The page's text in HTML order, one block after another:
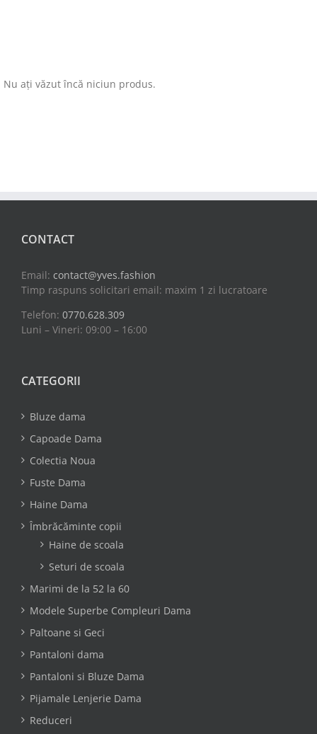
Nu ați văzut încă niciun produs.
CONTACT
Email: contact@yves.fashion
Timp raspuns solicitari email: maxim 1 zi lucratoare
Telefon: 0770.628.309
Luni – Vineri: 09:00 – 16:00
CATEGORII
Bluze dama
Capoade Dama
Colectia Noua
Fuste Dama
Haine Dama
Îmbrăcăminte copii
Haine de scoala
Seturi de scoala
Marimi de la 52 la 60
Modele Superbe Compleuri Dama
Paltoane si Geci
Pantaloni dama
Pantaloni si Bluze Dama
Pijamale Lenjerie Dama
Reduceri